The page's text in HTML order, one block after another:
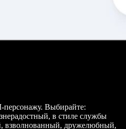
Выбирайте:
в стиле службы
взволнованный, дружелюбный,